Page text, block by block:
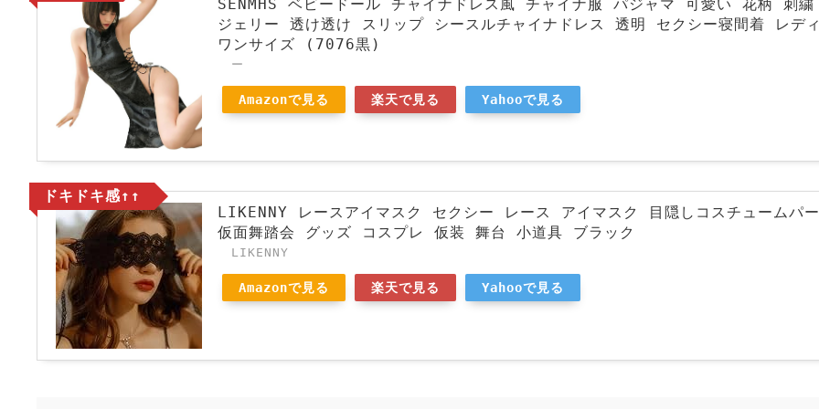
SENMHS ベビードール チャイナドレス風 チャイナ服 パジャマ 可愛い 花柄 刺
ジェリー 透け透け スリップ シースルチャイナドレス 透明 セクシー寝間着 レデ
ワンサイズ (7076黒)
ー
Amazonで見る 楽天で見る Yahooで見る
LIKENNY レースアイマスク セクシー レース アイマスク 目隠しコスチュームパ
仮面舞踏会 グッズ コスプレ 仮装 舞台 小道具 ブラック
LIKENNY
Amazonで見る 楽天で見る Yahooで見る
ドキドキ感↑↑